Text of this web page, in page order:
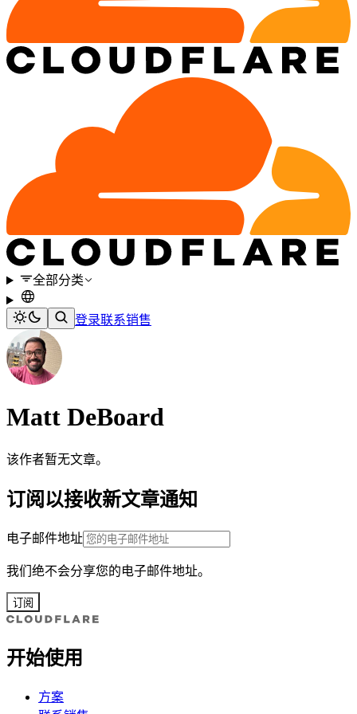
全部分类
登录联系销售
Matt DeBoard
该作者暂无文章。
订阅以接收新文章通知
电子邮件地址
我们绝不会分享您的电子邮件地址。
订阅
开始使用
方案